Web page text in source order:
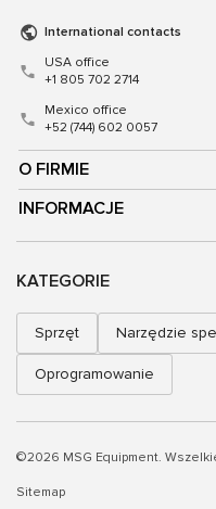
O FIRMIE
INFORMACJE
International contacts
USA office
+1 805 702 2714
Mexico office
+52 (744) 602 0057
KATEGORIE
Sprzęt Narzędzie
Oprogramowanie
©2026 MSG Equipment.
Sitemap